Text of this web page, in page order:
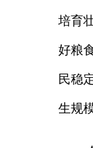
培育
好粮
民稳
生规